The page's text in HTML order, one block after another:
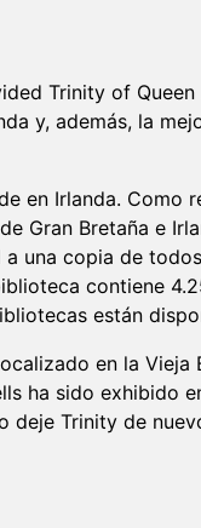
Trinity of
y, además, la
en Irlanda. Como
Gran Bretaña e
una copia de
contiene
están
en la
ha sido exhibido
deje Trinity de